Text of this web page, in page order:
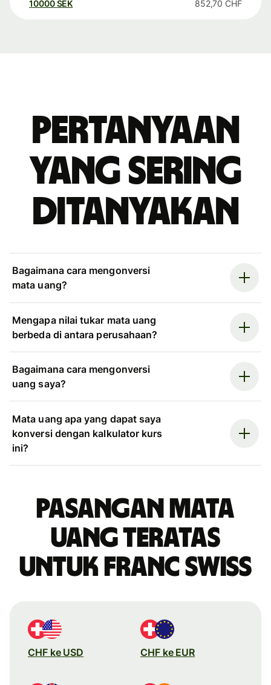
10000 SEK 852,70 CHF
Pertanyaan
yang sering
ditanyakan
Bagaimana cara mengonversi
mata uang?
Mengapa nilai tukar mata uang
berbeda di antara perusahaan?
Bagaimana cara mengonversi
uang saya?
Mata uang apa yang dapat saya
konversi dengan kalkulator kurs
ini?
Pasangan mata
uang teratas
untuk franc Swiss
CHF ke USD CHF ke EUR